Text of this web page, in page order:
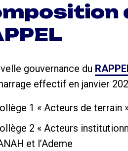
gouvernance du
effectif en janvier
1 « Acteurs de terrain
2 « Acteurs
et l’Ademe